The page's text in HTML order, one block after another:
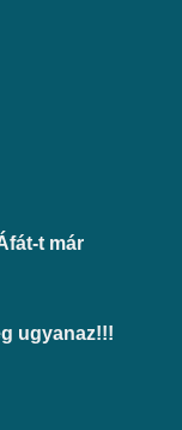
t már
ugyanaz!!!